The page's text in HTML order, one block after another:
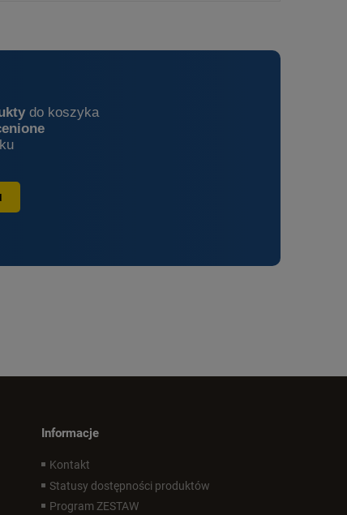
do koszyka
Informacje
Kontakt
Statusy dostępności produktów
Program ZESTAW